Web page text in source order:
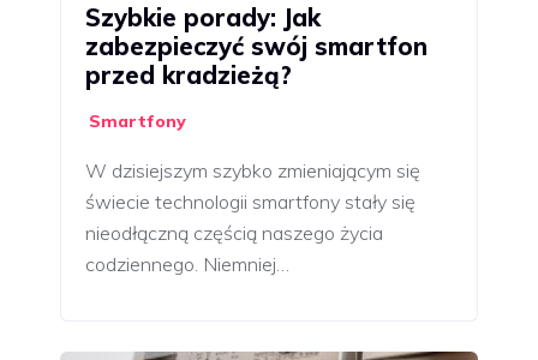
Szybkie porady: Jak
zabezpieczyć swój smartfon
przed kradzieżą?
Smartfony
W dzisiejszym szybko zmieniającym się
świecie technologii smartfony stały się
nieodłączną częścią naszego życia
codziennego. Niemniej…